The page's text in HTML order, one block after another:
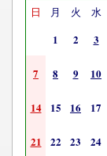
日 月 火 水
1 2 3
7 8 9 10
14 15 16 17
21 22 23 24